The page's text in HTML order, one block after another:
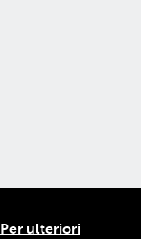
Per ulteriori